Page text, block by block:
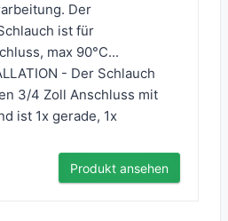
Der
ist für
max 90°C...
- Der Schlauch
3/4 Zoll Anschluss mit
ist 1x gerade, 1x
Produkt ansehen